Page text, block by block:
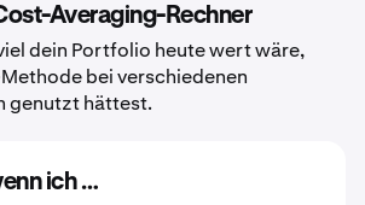
Averaging-Rechner
dein Portfolio heute wert wäre,
bei verschiedenen
genutzt hättest.
ich …